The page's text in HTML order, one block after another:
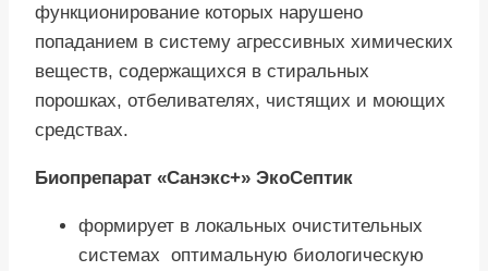
функционирование которых нарушено
попаданием в систему агрессивных химических
веществ, содержащихся в стиральных
порошках, отбеливателях, чистящих и моющих
средствах.
Биопрепарат «Санэкс+» ЭкоСептик
формирует в локальных очистительных
системах оптимальную биологическую